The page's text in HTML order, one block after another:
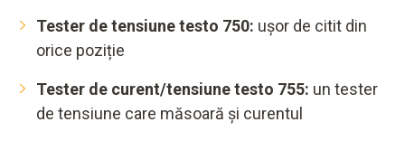
Tester de tensiune testo 750: ușor de citit din
orice poziție
Tester de curent/tensiune testo 755: un tester
de tensiune care măsoară și curentul